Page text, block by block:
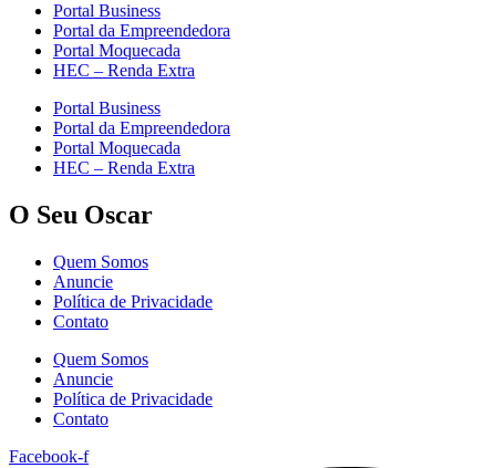
Portal Business
Portal da Empreendedora
Portal Moquecada
HEC – Renda Extra
Portal Business
Portal da Empreendedora
Portal Moquecada
HEC – Renda Extra
O Seu Oscar
Quem Somos
Anuncie
Política de Privacidade
Contato
Quem Somos
Anuncie
Política de Privacidade
Contato
Facebook-f